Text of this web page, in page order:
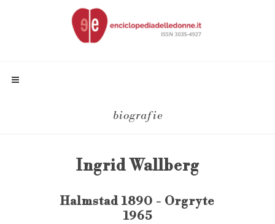
biografie
Ingrid Wallberg
Halmstad 1890 - Orgryte
1965